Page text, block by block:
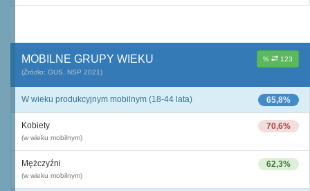
% 123
MOBILNE GRUPY WIEKU
(Źródło: GUS, NSP 2021)
65,8%
W wieku produkcyjnym mobilnym (18-44 lata)
70,6%
Kobiety
(w wieku mobilnym)
62,3%
Mężczyźni
(w wieku mobilnym)